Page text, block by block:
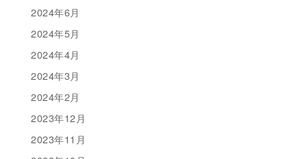
2024年6月
2024年5月
2024年4月
2024年3月
2024年2月
2023年12月
2023年11月